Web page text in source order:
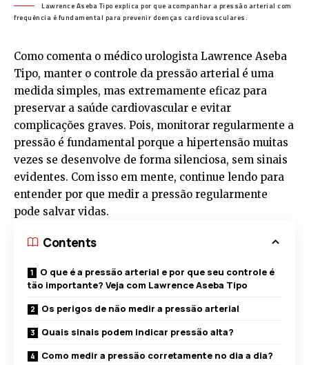
Lawrence Aseba Tipo explica por que acompanhar a pressão arterial com
frequência é fundamental para prevenir doenças cardiovasculares.
Como comenta o médico urologista Lawrence Aseba
Tipo, manter o controle da pressão arterial é uma
medida simples, mas extremamente eficaz para
preservar a saúde cardiovascular e evitar
complicações graves. Pois, monitorar regularmente a
pressão é fundamental porque a hipertensão muitas
vezes se desenvolve de forma silenciosa, sem sinais
evidentes. Com isso em mente, continue lendo para
entender por que medir a pressão regularmente
pode salvar vidas.
Contents
O que é a pressão arterial e por que seu controle é
tão importante? Veja com Lawrence Aseba Tipo
Os perigos de não medir a pressão arterial
Quais sinais podem indicar pressão alta?
Como medir a pressão corretamente no dia a dia?